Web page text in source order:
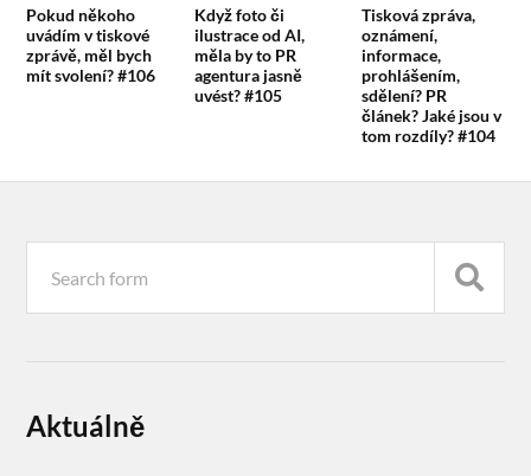
Pokud někoho
uvádím v tiskové
zprávě, měl bych
mít svolení? #106
Když foto či
ilustrace od AI,
měla by to PR
agentura jasně
uvést? #105
Tisková zpráva,
oznámení,
informace,
prohlášením,
sdělení? PR
článek? Jaké jsou v
tom rozdíly? #104
Aktuálně